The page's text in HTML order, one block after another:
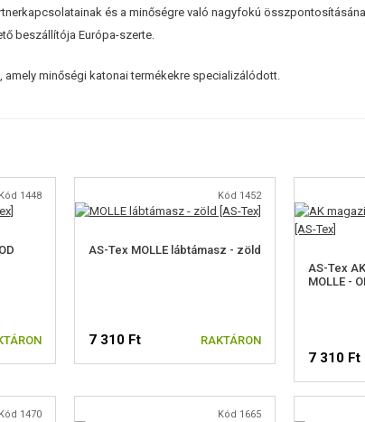
és a minőségre való nagyfokú
beszállítója Európa-szerte.
amely minőségi katonai termékekre specializálódott.
Kód 1448 Kód 1452
AS-Tex MOLLE lábtámasz - zöld
7 310 Ft RAKTÁRON
AS-Tex
MOLLE -
7 310 Ft
Kód 1470 Kód 1665